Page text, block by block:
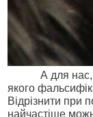
А для
якого
Відрізнити при
найчастіше